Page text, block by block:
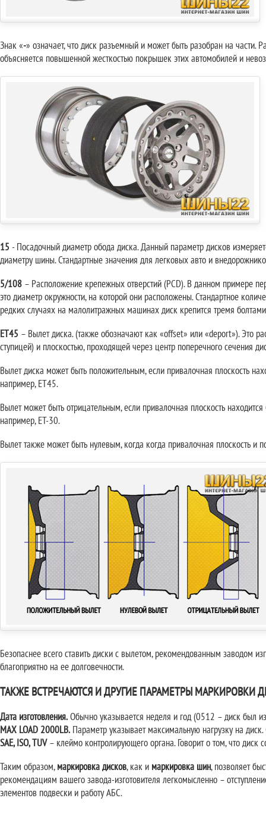
Знак «-» означает, что диск разъемный и может быть разобран на части.
объясняется повышенной жесткостью покрышек этих автомобилей и
15 - Посадочный диаметр обода диска. Данный параметр дисков
диаметру шины. Стандартные значения для легковых авто и
5/108 – Расположение крепежных отверстий (PCD). В данном примере
это диаметр окружности, на которой они расположены. Стандартное
редких случаях на малолитражных машинах диск крепится тремя
ET45 – Вылет диска. (также обозначают как «оffset» или «deport»). Это
ступицей) и плоскостью, проходящей через центр поперечного сечения
Вылет диска может быть положительным, если привалочная плоскость
например, ET45.
Вылет может быть отрицательным, если привалочная плоскость
например, ET-30.
Вылет также может быть нулевым, когда когда привалочная плоскость и
Безопаснее всего ставить диски с вылетом, рекомендованным заводом
благоприятно на ее долговечности.
ТАКЖЕ ВСТРЕЧАЮТСЯ И ДРУГИЕ ПАРАМЕТРЫ МАРКИРОВКИ
Дата изготовления. Обычно указывается неделя и год (0512 – диск был
MAX LOAD 2000LB. Параметр указывает максимальную нагрузку на
SAE, ISO, TUV– клеймо контролирующего органа. Говорит о том, что диск
Таким образом, маркировка дисков, как и маркировка шин, позволяет
рекомендациям вашего завода-изготовителя легкомысленно –
элементов подвески и работу АБС.